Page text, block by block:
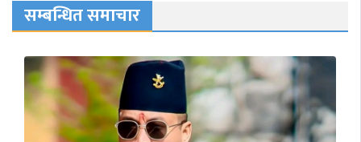
सम्बन्धित समाचार